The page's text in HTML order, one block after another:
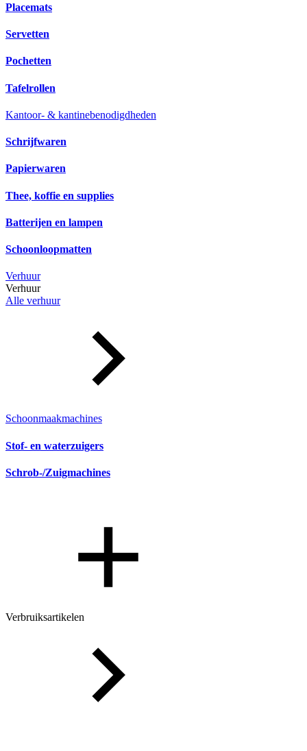
Placemats
Servetten
Pochetten
Tafelrollen
Kantoor- & kantinebenodigdheden
Schrijfwaren
Papierwaren
Thee, koffie en supplies
Batterijen en lampen
Schoonloopmatten
Verhuur
Verhuur
Alle verhuur
Schoonmaakmachines
Stof- en waterzuigers
Schrob-/Zuigmachines
Verbruiksartikelen